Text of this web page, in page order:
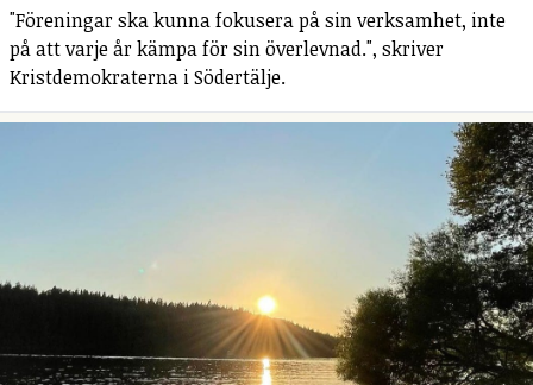
"Föreningar ska kunna fokusera på sin verksamhet, inte
på att varje år kämpa för sin överlevnad.", skriver
Kristdemokraterna i Södertälje.